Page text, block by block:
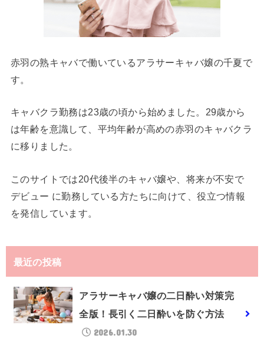
赤羽の熟キャバで働いているアラサーキャバ嬢の千夏で
す。
キャバクラ勤務は23歳の頃から始めました。29歳から
は年齢を意識して、平均年齢が高めの赤羽のキャバクラ
に移りました。
このサイトでは20代後半のキャバ嬢や、将来が不安で
デビュー に勤務している方たちに向けて、役立つ情報
を発信しています。
最近の投稿
アラサーキャバ嬢の二日酔い対策完
全版！長引く二日酔いを防ぐ方法
2026.01.30